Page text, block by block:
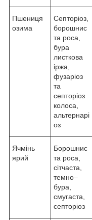
Пшениця
озима
Септоріоз,
борошнис
та роса,
бура
листкова
іржа,
фузаріоз
та
септоріоз
колоса,
альтернарі
оз
Ячмінь
ярий
Борошнис
та роса,
сітчаста,
темно–
бура,
смугаста,
септоріоз